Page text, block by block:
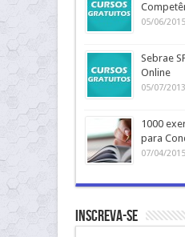
05/06/2015
Sebrae
Online
05/07/2013
1000
para
07/04/2015
Inscreva-se